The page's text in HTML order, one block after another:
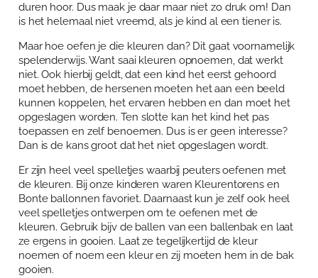
Mijn account
duren hoor. Dus maak je daar maar niet zo druk om! Dan
is het helemaal niet vreemd, als je kind al een tiener is.
Maar hoe oefen je die kleuren dan? Dit gaat voornamelijk
spelenderwijs. Want saai kleuren opnoemen, dat werkt
niet. Ook hierbij geldt, dat een kind het eerst gehoord
moet hebben, de hersenen moeten het aan een beeld
kunnen koppelen, het ervaren hebben en dan moet het
opgeslagen worden. Ten slotte kan het kind het pas
toepassen en zelf benoemen. Dus is er geen interesse?
Dan is de kans groot dat het niet opgeslagen wordt.
Er zijn heel veel spelletjes waarbij peuters oefenen met
de kleuren. Bij onze kinderen waren Kleurentorens en
Bonte ballonnen favoriet. Daarnaast kun je zelf ook heel
veel spelletjes ontwerpen om te oefenen met de
kleuren. Gebruik bijv de ballen van een ballenbak en laat
ze ergens in gooien. Laat ze tegelijkertijd de kleur
noemen of noem een kleur en zij moeten hem in de bak
gooien.